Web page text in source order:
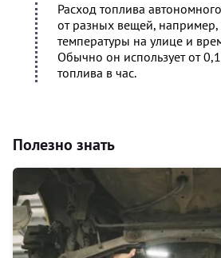
Расход топлива
от разных вещей, например,
температуры на улице и
Обычно он использует от
топлива в час.
Полезно знать